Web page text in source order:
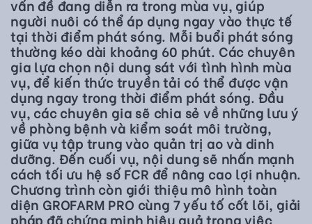
vấn đề đang diễn ra trong mùa vụ, giúp
người nuôi có thể áp dụng ngay vào thực tế
tại thời điểm phát sóng. Mỗi buổi phát sóng
thường kéo dài khoảng 60 phút. Các chuyên
gia lựa chọn nội dung sát với tình hình mùa
vụ, để kiến thức truyền tải có thể được vận
dụng ngay trong thời điểm phát sóng. Đầu
vụ, các chuyên gia sẽ chia sẻ về những lưu ý
về phòng bệnh và kiểm soát môi trường,
giữa vụ tập trung vào quản trị ao và dinh
dưỡng. Đến cuối vụ, nội dung sẽ nhấn mạnh
cách tối ưu hệ số FCR để nâng cao lợi nhuận.
Chương trình còn giới thiệu mô hình toàn
diện GROFARM PRO cùng 7 yếu tố cốt lõi, giải
pháp đã chứng minh hiệu quả trong việc